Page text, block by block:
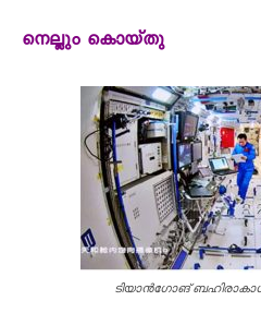
നെല്ലും കൊയ്‌തു
ടിയാൻഗോങ്‌